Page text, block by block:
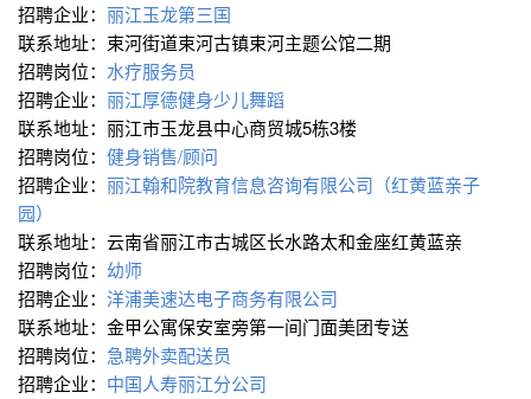
招聘企业： 丽江玉龙第三国
联系地址：束河街道束河古镇束河主题公馆二期
招聘岗位： 水疗服务员
招聘企业： 丽江厚德健身少儿舞蹈
联系地址：丽江市玉龙县中心商贸城5栋3楼
招聘岗位： 健身销售/顾问
招聘企业： 丽江翰和院教育信息咨询有限公司（红黄蓝亲子
园）
联系地址：云南省丽江市古城区长水路太和金座红黄蓝亲
招聘岗位： 幼师
招聘企业： 洋浦美速达电子商务有限公司
联系地址：金甲公寓保安室旁第一间门面美团专送
招聘岗位： 急聘外卖配送员
招聘企业： 中国人寿丽江分公司